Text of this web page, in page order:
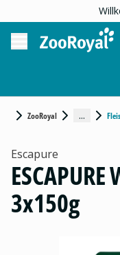
ZooRoyal ...
Escapure
3x150g